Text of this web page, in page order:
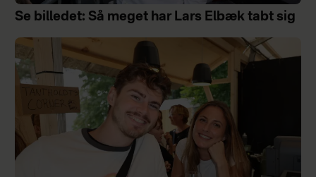
Se billedet: Så meget har Lars Elbæk tabt sig